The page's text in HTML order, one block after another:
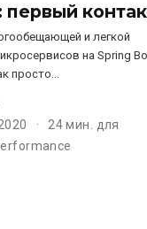
и легкой
на Spring
просто…
24 мин. для